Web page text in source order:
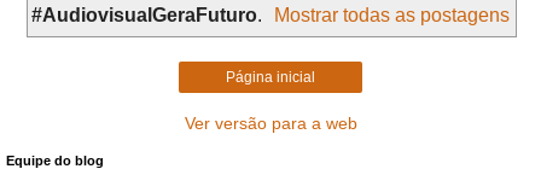
#AudiovisualGeraFuturo. Mostrar todas as postagens
Página inicial
Ver versão para a web
Equipe do blog